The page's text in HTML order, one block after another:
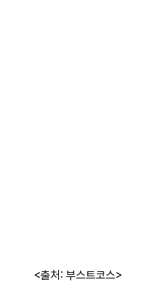
<출처: 부스트코스>